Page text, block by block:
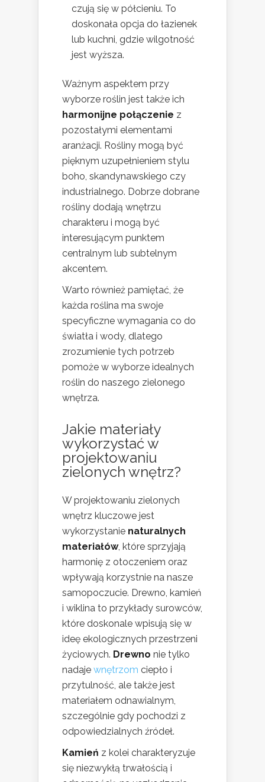
czują się w półcieniu. To
doskonała opcja do łazienek
lub kuchni, gdzie wilgotność
jest wyższa.
Ważnym aspektem przy
wyborze roślin jest także ich
harmonijne połączenie z
pozostałymi elementami
aranżacji. Rośliny mogą być
pięknym uzupełnieniem stylu
boho, skandynawskiego czy
industrialnego. Dobrze dobrane
rośliny dodają wnętrzu
charakteru i mogą być
interesującym punktem
centralnym lub subtelnym
akcentem.
Warto również pamiętać, że
każda roślina ma swoje
specyficzne wymagania co do
światła i wody, dlatego
zrozumienie tych potrzeb
pomoże w wyborze idealnych
roślin do naszego zielonego
wnętrza.
Jakie materiały
wykorzystać w
projektowaniu
zielonych wnętrz?
W projektowaniu zielonych
wnętrz kluczowe jest
wykorzystanie naturalnych
materiałów, które sprzyjają
harmonię z otoczeniem oraz
wpływają korzystnie na nasze
samopoczucie. Drewno, kamień
i wiklina to przykłady surowców,
które doskonale wpisują się w
ideę ekologicznych przestrzeni
życiowych. Drewno nie tylko
nadaje wnętrzom ciepło i
przytulność, ale także jest
materiałem odnawialnym,
szczególnie gdy pochodzi z
odpowiedzialnych źródeł.
Kamień z kolei charakteryzuje
się niezwykłą trwałością i